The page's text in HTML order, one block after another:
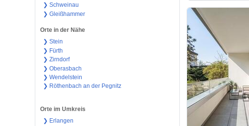
❯ Schweinau
❯ Gleißhammer
Orte in der Nähe
❯ Stein
❯ Fürth
❯ Zirndorf
❯ Oberasbach
❯ Wendelstein
❯ Röthenbach an der Pegnitz
Orte im Umkreis
❯ Erlangen